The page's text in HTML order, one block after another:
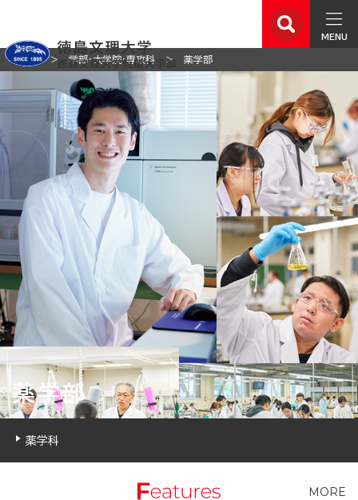
MENU
ホーム 学部・大学院・専攻科 薬学部
薬学部
薬学科
MORE